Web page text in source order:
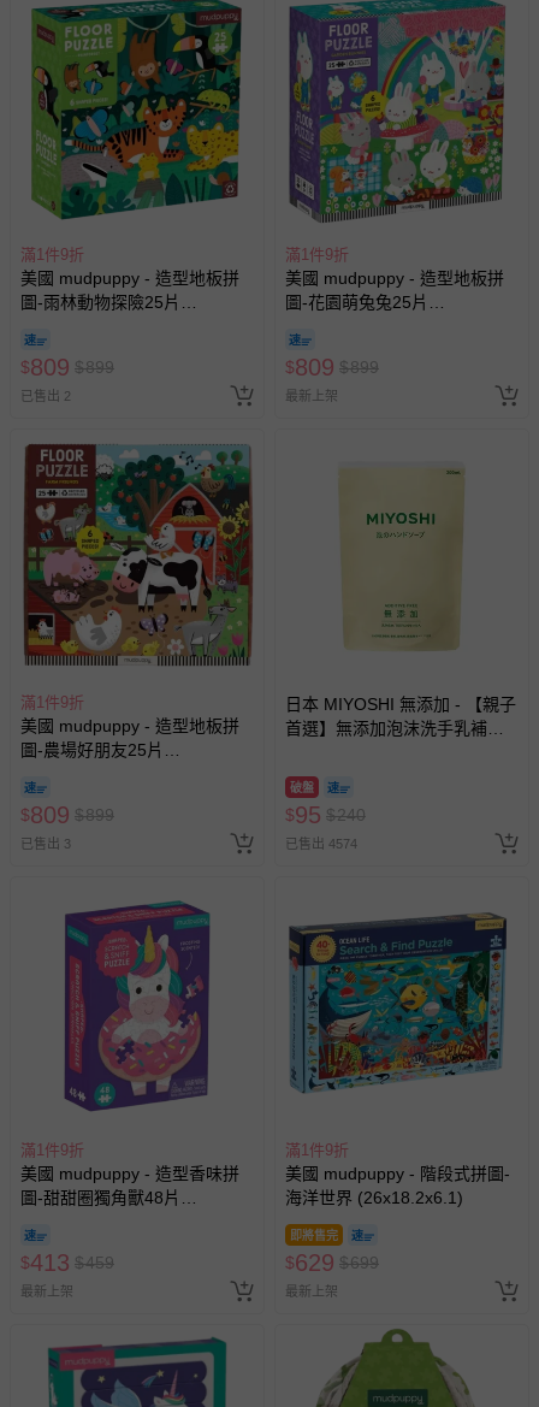
滿1件9折
美國 mudpuppy - 造型地板拼
圖-雨林動物探險25片
$809 $899
已售出 2
滿1件9折
美國 mudpuppy - 造型地板拼
圖-花園萌兔兔25片
$809 $899
最新上架
滿1件9折
美國 mudpuppy - 造型地板拼
圖-農場好朋友25片
$809 $899
已售出 3
日本 MIYOSHI 無添加 - 【親子
首選】無添加泡沫洗手乳補充
破盤
$95 $240
已售出 4574
滿1件9折
美國 mudpuppy - 造型香味拼
圖-甜甜圈獨角獸48片
$413 $459
最新上架
滿1件9折
美國 mudpuppy - 階段式拼圖-
海洋世界 (26x18.2x6.1)
即將售完
$629 $699
最新上架